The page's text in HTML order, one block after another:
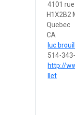
4101
H1X2B2
Quebec
CA
514-
http://
llet